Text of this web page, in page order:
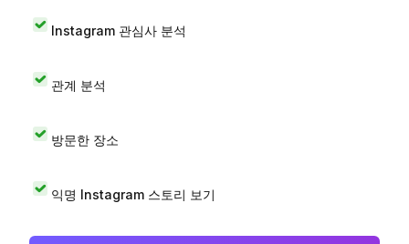
Instagram 관심사 분석
관계 분석
방문한 장소
익명 Instagram 스토리 보기